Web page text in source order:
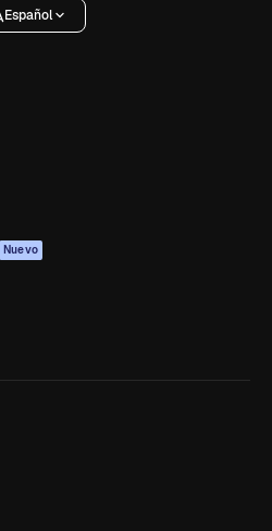
Español
Nuevo